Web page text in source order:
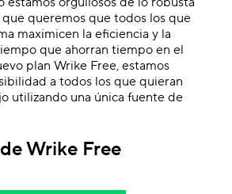
queremos que todos los que
maximicen la eficiencia y la
que ahorran tiempo en el
plan Wrike Free, estamos
a todos los que quieran
utilizando una única fuente de
Wrike Free